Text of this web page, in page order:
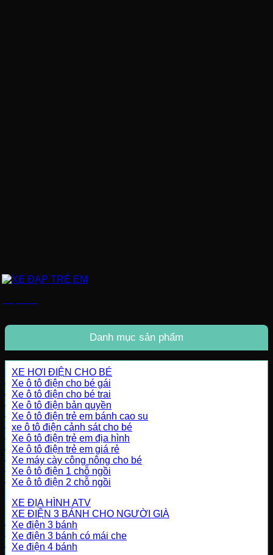
Danh mục sản phẩm
XE HƠI ĐIỆN CHO BÉ
Xe ô tô điện cho bé gái
Xe ô tô điện cho bé trai
Xe ô tô điện bản quyền
Xe ô tô điện trẻ em bánh cao su
xe ô tô điện cảnh sát cho bé
Xe ô tô điện trẻ em địa hình
Xe ô tô điện trẻ em giá rẻ
Xe máy cày công nông cho bé
Xe ô tô điện 1 chỗ ngồi
Xe ô tô điện 2 chỗ ngồi
XE ĐỊA HÌNH ATV
XE ĐIỆN 3 BÁNH CHO NGƯỜI GIÀ
Xe điện 3 bánh
Xe điện 3 bánh có mái che
Xe điện 4 bánh